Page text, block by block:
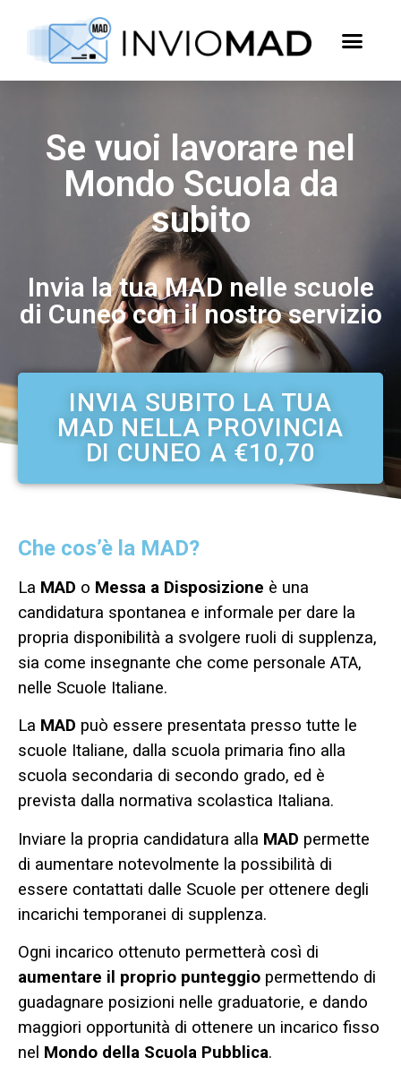
Se vuoi lavorare nel
Mondo Scuola da
subito
Invia la tua MAD nelle scuole
di Cuneo con il nostro servizio
INVIA SUBITO LA TUA
MAD NELLA PROVINCIA
DI CUNEO A €10,70
Che cos’è la MAD?
La MAD o Messa a Disposizione è una
candidatura spontanea e informale per dare la
propria disponibilità a svolgere ruoli di supplenza,
sia come insegnante che come personale ATA,
nelle Scuole Italiane.
La MAD può essere presentata presso tutte le
scuole Italiane, dalla scuola primaria fino alla
scuola secondaria di secondo grado, ed è
prevista dalla normativa scolastica Italiana.
Inviare la propria candidatura alla MAD permette
di aumentare notevolmente la possibilità di
essere contattati dalle Scuole per ottenere degli
incarichi temporanei di supplenza.
Ogni incarico ottenuto permetterà così di
aumentare il proprio punteggio permettendo di
guadagnare posizioni nelle graduatorie, e dando
maggiori opportunità di ottenere un incarico fisso
nel Mondo della Scuola Pubblica.